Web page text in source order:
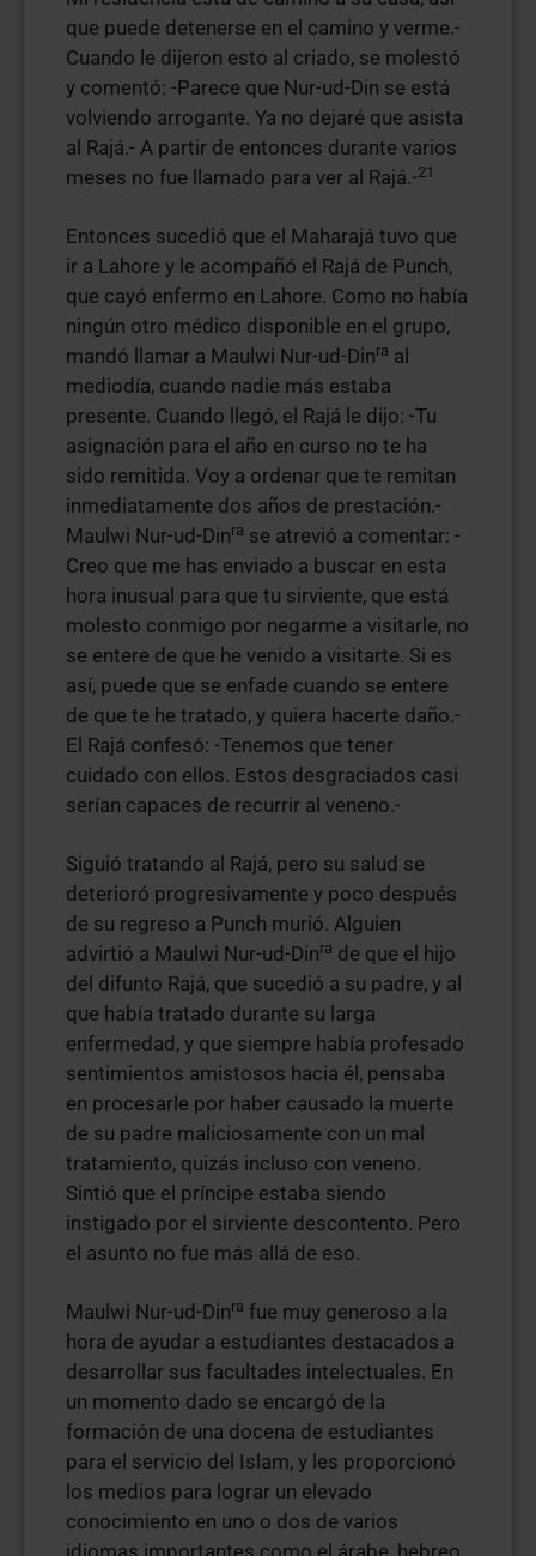
que puede detenerse en el camino y verme.-
Cuando le dijeron esto al criado, se molestó
y comentó: -Parece que Nur-ud-Din se está
volviendo arrogante. Ya no dejaré que asista
al Rajá.- A partir de entonces durante varios
meses no fue llamado para ver al Rajá.-21
Entonces sucedió que el Maharajá tuvo que
ir a Lahore y le acompañó el Rajá de Punch,
que cayó enfermo en Lahore. Como no había
ningún otro médico disponible en el grupo,
mandó llamar a Maulwi Nur-ud-Dinra al
mediodía, cuando nadie más estaba
presente. Cuando llegó, el Rajá le dijo: -Tu
asignación para el año en curso no te ha
sido remitida. Voy a ordenar que te remitan
inmediatamente dos años de prestación.-
Maulwi Nur-ud-Dinra se atrevió a comentar: -
Creo que me has enviado a buscar en esta
hora inusual para que tu sirviente, que está
molesto conmigo por negarme a visitarle, no
se entere de que he venido a visitarte. Si es
así, puede que se enfade cuando se entere
de que te he tratado, y quiera hacerte daño.-
El Rajá confesó: -Tenemos que tener
cuidado con ellos. Estos desgraciados casi
serían capaces de recurrir al veneno.-
Siguió tratando al Rajá, pero su salud se
deterioró progresivamente y poco después
de su regreso a Punch murió. Alguien
advirtió a Maulwi Nur-ud-Dinra de que el hijo
del difunto Rajá, que sucedió a su padre, y al
que había tratado durante su larga
enfermedad, y que siempre había profesado
sentimientos amistosos hacia él, pensaba
en procesarle por haber causado la muerte
de su padre maliciosamente con un mal
tratamiento, quizás incluso con veneno.
Sintió que el príncipe estaba siendo
instigado por el sirviente descontento. Pero
el asunto no fue más allá de eso.
Maulwi Nur-ud-Dinra fue muy generoso a la
hora de ayudar a estudiantes destacados a
desarrollar sus facultades intelectuales. En
un momento dado se encargó de la
formación de una docena de estudiantes
para el servicio del Islam, y les proporcionó
los medios para lograr un elevado
conocimiento en uno o dos de varios
idiomas importantes como el árabe, hebreo,